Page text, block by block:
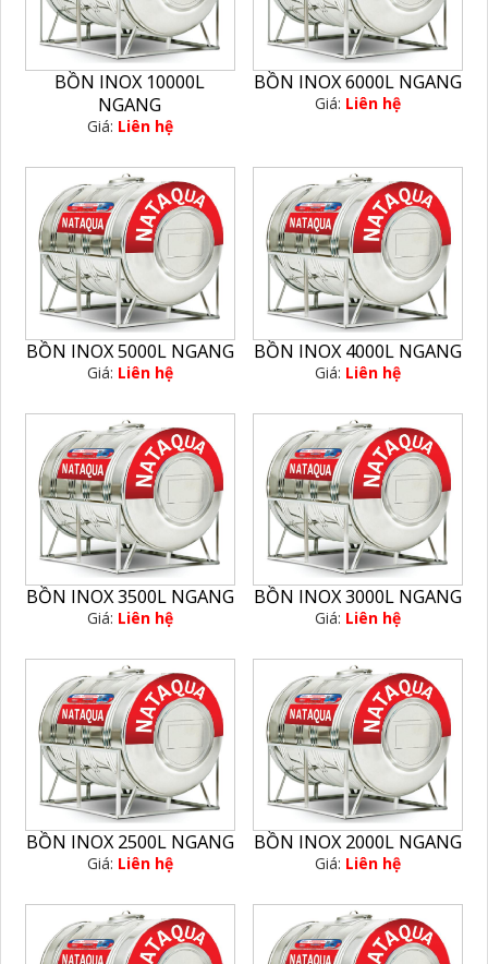
BỒN INOX 10000L
NGANG
Giá: Liên hệ
BỒN INOX 6000L NGANG
Giá: Liên hệ
BỒN INOX 5000L NGANG
Giá: Liên hệ
BỒN INOX 4000L NGANG
Giá: Liên hệ
BỒN INOX 3500L NGANG
Giá: Liên hệ
BỒN INOX 3000L NGANG
Giá: Liên hệ
BỒN INOX 2500L NGANG
Giá: Liên hệ
BỒN INOX 2000L NGANG
Giá: Liên hệ